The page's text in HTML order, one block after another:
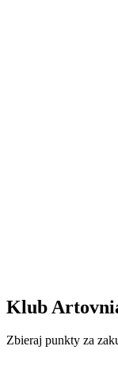
Klub
Zbieraj punkty za